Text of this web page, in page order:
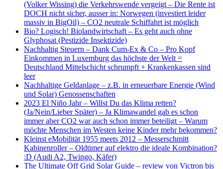
(Volker Wissing) die Verkehrswende vergeigt – Die Rente ist
DOCH nicht sicher, ausser in: Norwegen (investiert leider
massiv in BigOil) – CO2 neutrale Schiffahrt ist möglich
Bio? Logisch! Biolandwirtschaft – Es geht auch ohne
Glyphosat (Pestizide Insektizide)
Nachhaltig Steuern – Dank Cum-Ex & Co – Pro Kopf
Einkommen in Luxemburg das höchste der Welt =
Deutschland Mittelschicht schrumpft + Krankenkassen sind
leer
Nachhaltige Geldanlage – z.B. in erneuerbare Energie (Wind
und Solar) Genossenschaften
2023 El Niño Jahr – Willst Du das Klima retten?
(Ja/Nein/Lieber Später) – Ja Klimawandel gab es schon
immer aber CO2 war auch schon immer beteiligt – Warum
möchte Menschen im Westen keine Kinder mehr bekommen?
Kleinst eMobilität 1955 meets 2012 – Messerschmitt
Kabinenroller – Oldtimer auf elektro die ideale Kombination?
:D (Audi A2, Twingo, Käfer)
The Ultimate Off Grid Solar Guide – review von Victron bis